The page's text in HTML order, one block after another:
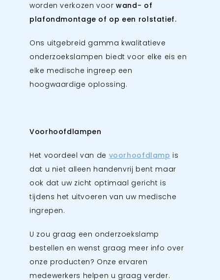
worden verkozen voorwand- of
plafondmontage of op een rolstatief.
Ons uitgebreid gamma kwalitatieve
onderzoekslampen biedt voor elke eis en
elke medische ingreep een
hoogwaardige oplossing.
Voorhoofdlampen
Het voordeel van de voorhoofdlamp is
dat u niet alleen handenvrij bent maar
ook dat uw zicht optimaal gericht is
tijdens het uitvoeren van uw medische
ingrepen.
U zou graag een onderzoekslamp
bestellen en wenst graag meer info over
onze producten? Onze ervaren
medewerkers helpen u graag verder.